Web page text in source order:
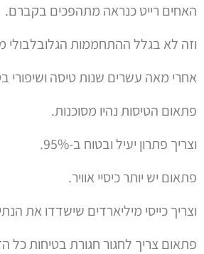
האחים רייט כנראה מתהפכים בקברם.
וזה לא בגלל ההתחממות הגלובלבולי
אחרי מאה עשרים שנות טיסה ושיפורי
פתאום הטיסות נהיו מסוכנות.
וצריך פתרון יעיל ובטוח ב-95%.
פתאום יש יותר כיסיי אוויר.
וצריך כייסי מיליארדים שישדדו את
פתאום צריך לחגור חגורת בטיחות כל